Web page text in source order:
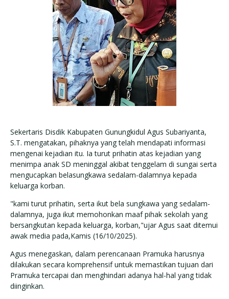
Sekertaris Disdik Kabupaten Gunungkidul Agus Subariyanta,
S.T. mengatakan, pihaknya yang telah mendapati informasi
mengenai kejadian itu. Ia turut prihatin atas kejadian yang
menimpa anak SD meninggal akibat tenggelam di sungai serta
mengucapkan belasungkawa sedalam-dalamnya kepada
keluarga korban.
"kami turut prihatin, serta ikut bela sungkawa yang sedalam-
dalamnya, juga ikut memohonkan maaf pihak sekolah yang
bersangkutan kepada keluarga, korban,"ujar Agus saat ditemui
awak media pada,Kamis (16/10/2025).
Agus menegaskan, dalam perencanaan Pramuka harusnya
dilakukan secara komprehensif untuk memastikan tujuan dari
Pramuka tercapai dan menghindari adanya hal-hal yang tidak
diinginkan.